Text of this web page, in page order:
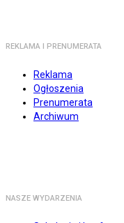
REKLAMA I PRENUMERATA
Reklama
Ogłoszenia
Prenumerata
Archiwum
NASZE WYDARZENIA